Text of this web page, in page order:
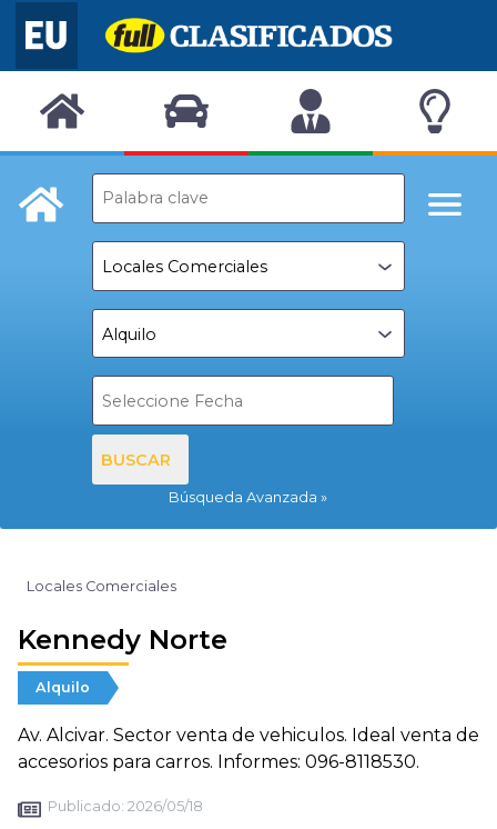
BUSCAR
Búsqueda Avanzada
Locales Comerciales
Kennedy Norte
Alquilo
Av. Alcivar. Sector venta de vehiculos. Ideal venta de
accesorios para carros. Informes: 096-8118530.
Publicado: 2026/05/18